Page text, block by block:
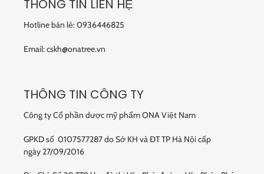
THÔNG TIN LIÊN HỆ
Hotline bán lẻ: 0936446825
Email: cskh@onatree.vn
THÔNG TIN CÔNG TY
Công ty Cổ phần dược mỹ phẩm ONA Việt Nam
GPKD số 0107577287 do Sở KH và ĐT TP Hà Nội cấp
ngày 27/09/2016